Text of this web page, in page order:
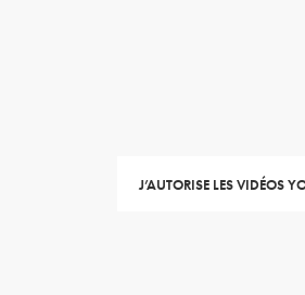
J’AUTORISE LES VIDÉOS